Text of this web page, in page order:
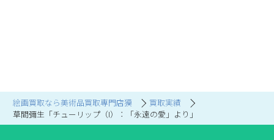
絵画買取なら美術品買取専門店獏
買取実績
草間彌生「チューリップ（I）：「永遠の愛」より」